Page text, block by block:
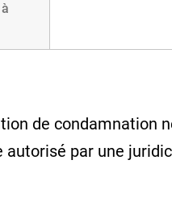
de condamnation
autorisé par une